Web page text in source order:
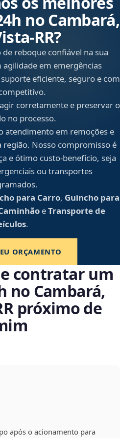
no Cambará,
reboque confiável na sua
em emergências
eficiente, seguro e com
corretamente e preservar o
no processo.
atendimento em remoções e
Nosso compromisso é
e ótimo custo-benefício, seja
ou transportes
para Carro, Guincho para
eTransporte de
.
ORÇAMENTO
contratar um
no Cambará,
próximo de
após o acionamento para